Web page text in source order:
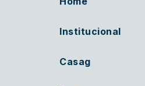
Institucional
Casag